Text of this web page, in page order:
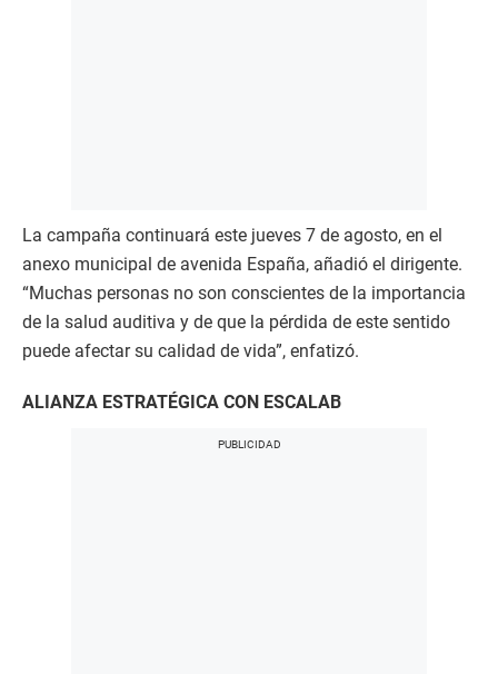
La campaña continuará este jueves 7 de agosto, en el
anexo municipal de avenida España, añadió el dirigente.
“Muchas personas no son conscientes de la importancia
de la salud auditiva y de que la pérdida de este sentido
puede afectar su calidad de vida”, enfatizó.
ALIANZA ESTRATÉGICA CON ESCALAB